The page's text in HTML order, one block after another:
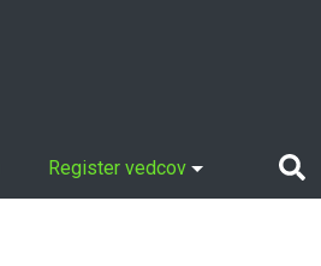
Register vedcov